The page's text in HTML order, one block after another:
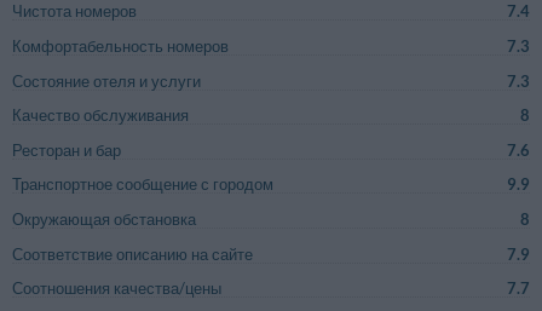
Чистота номеров
7.4
Комфортабельность номеров
7.3
Состояние отеля и услуги
7.3
Качество обслуживания
8
Ресторан и бар
7.6
Транспортное сообщение с городом
9.9
Окружающая обстановка
8
Соответствие описанию на сайте
7.9
Соотношения качества/цены
7.7